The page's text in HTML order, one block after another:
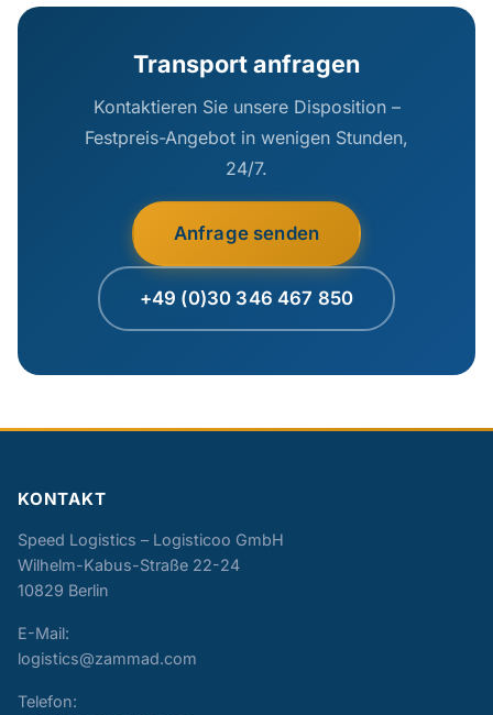
Transport anfragen
Kontaktieren Sie unsere Disposition –
Festpreis-Angebot in wenigen Stunden,
24/7.
Anfrage senden
+49 (0)30 346 467 850
KONTAKT
Speed Logistics – Logisticoo GmbH
Wilhelm-Kabus-Straße 22-24
10829 Berlin
E-Mail:
logistics@zammad.com
Telefon: